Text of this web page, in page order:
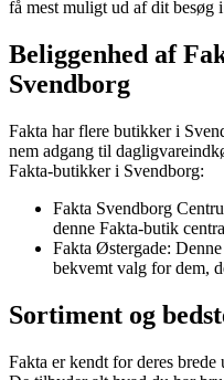
få mest muligt ud af dit besøg
Beliggenhed af
Svendborg
Fakta har flere butikker i
nem adgang til
Fakta-butikker i Svendborg:
Fakta Svendborg
denne Fakta-butik
Fakta Østergade:
bekvemt valg for dem,
Sortiment og
Fakta er kendt for deres